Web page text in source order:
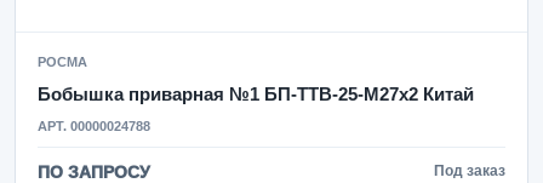
РОСМА
Бобышка приварная №1 БП-ТТВ-25-М27х2 Китай
АРТ. 00000024788
ПО ЗАПРОСУ Под заказ